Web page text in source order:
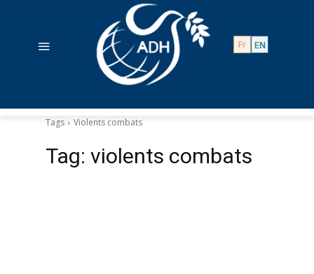
Tags Violents combats
Tag: violents combats